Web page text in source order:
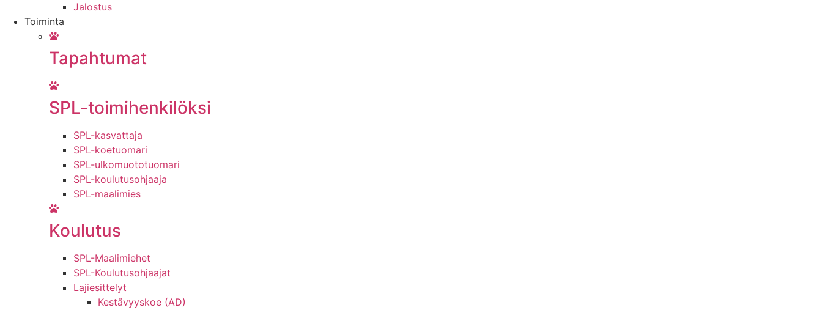
Jalostus
Toiminta
Tapahtumat
SPL-toimihenkilöksi
SPL-kasvattaja
SPL-koetuomari
SPL-ulkomuototuomari
SPL-koulutusohjaaja
SPL-maalimies
Koulutus
SPL-Maalimiehet
SPL-Koulutusohjaajat
Lajiesittelyt
Kestävyyskoe (AD)